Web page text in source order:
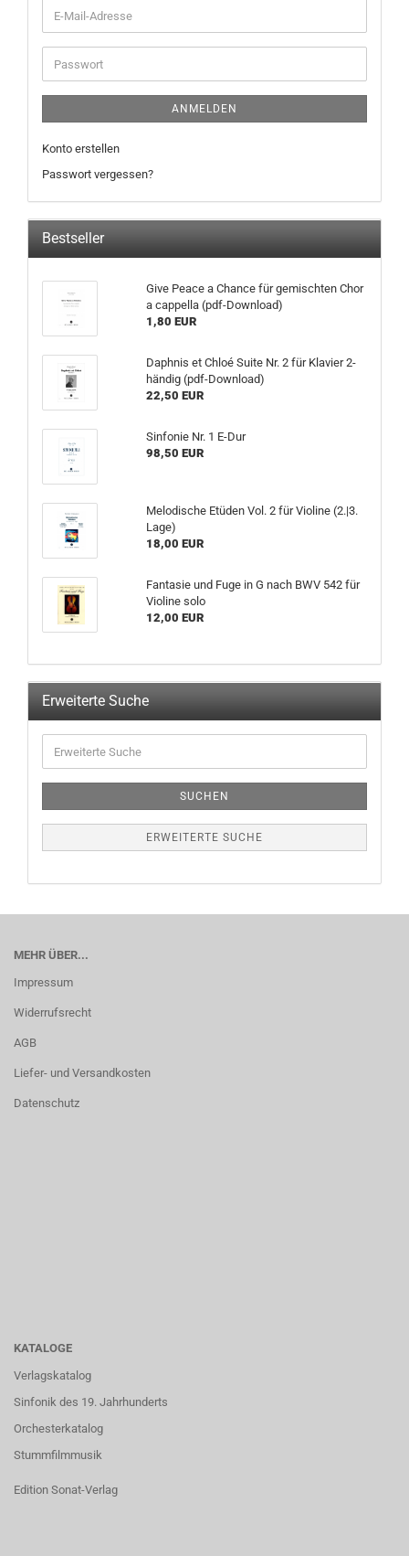
ANMELDEN
Konto erstellen
Passwort vergessen?
Bestseller
Give Peace a Chance für gemischten Chor
a cappella (pdf-Download)
1,80 EUR
Daphnis et Chloé Suite Nr. 2 für Klavier 2-
händig (pdf-Download)
22,50 EUR
Sinfonie Nr. 1 E-Dur
98,50 EUR
Melodische Etüden Vol. 2 für Violine (2.|3.
Lage)
18,00 EUR
Fantasie und Fuge in G nach BWV 542 für
Violine solo
12,00 EUR
Erweiterte Suche
SUCHEN
ERWEITERTE SUCHE
MEHR ÜBER...
Impressum
Widerrufsrecht
AGB
Liefer- und Versandkosten
Datenschutz
KATALOGE
Verlagskatalog
Sinfonik des 19. Jahrhunderts
Orchesterkatalog
Stummfilmmusik
Edition Sonat-Verlag